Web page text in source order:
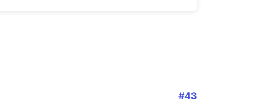
#43